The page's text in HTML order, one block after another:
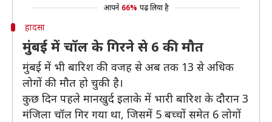
आपने 66% पढ़ लिया है
हादसा
मुंबई में चॉल के गिरने से 6 की मौत
मुंबई में भी बारिश की वजह से अब तक 13 से अधिक
लोगों की मौत हो चुकी है।
कुछ दिन पहले मानखुर्द इलाके में भारी बारिश के दौरान 3
मंजिला चॉल गिर गया था, जिसमें 5 बच्चों समेत 6 लोगों